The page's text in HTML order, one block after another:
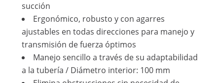
succión
Ergonómico, robusto y con agarres
ajustables en todas direcciones para manejo y
transmisión de fuerza óptimos
Manejo sencillo a través de su adaptabilidad
a la tubería / Diámetro interior: 100 mm